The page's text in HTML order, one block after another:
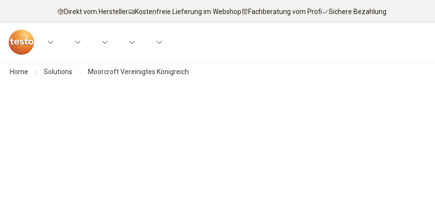
Direkt vom Hersteller Kostenfreie Lieferung im Webshop Fachberatung vom Profi Sichere Bezahlung
Home Solutions Moorcroft Vereinigtes Königreich